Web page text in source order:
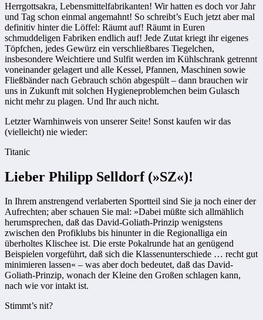
Herrgottsakra, Lebensmittelfabrikanten! Wir hatten es doch vor Jahr
und Tag schon einmal angemahnt! So schreibt’s Euch jetzt aber mal
definitiv hinter die Löffel: Räumt auf! Räumt in Euren
schmuddeligen Fabriken endlich auf! Jede Zutat kriegt ihr eigenes
Töpfchen, jedes Gewürz ein verschließbares Tiegelchen,
insbesondere Weichtiere und Sulfit werden im Kühlschrank getrennt
voneinander gelagert und alle Kessel, Pfannen, Maschinen sowie
Fließbänder nach Gebrauch schön abgespült – dann brauchen wir
uns in Zukunft mit solchen Hygieneproblemchen beim Gulasch
nicht mehr zu plagen. Und Ihr auch nicht.
Letzter Warnhinweis von unserer Seite! Sonst kaufen wir das
(vielleicht) nie wieder:
Titanic
Lieber Philipp Selldorf (»SZ«)!
In Ihrem anstrengend verlaberten Sportteil sind Sie ja noch einer der
Aufrechten; aber schauen Sie mal: »Dabei müßte sich allmählich
herumsprechen, daß das David-Goliath-Prinzip wenigstens
zwischen den Profiklubs bis hinunter in die Regionalliga ein
überholtes Klischee ist. Die erste Pokalrunde hat an genügend
Beispielen vorgeführt, daß sich die Klassenunterschiede … recht gut
minimieren lassen« – was aber doch bedeutet, daß das David-
Goliath-Prinzip, wonach der Kleine den Großen schlagen kann,
nach wie vor intakt ist.
Stimmt’s nit?